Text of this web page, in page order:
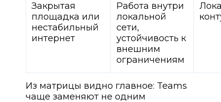
Закрытая
площадка или
нестабильный
интернет
Работа внутри
локальной
сети,
устойчивость к
внешним
ограничениям
Из матрицы видно главное: Teams
чаще заменяют не одним